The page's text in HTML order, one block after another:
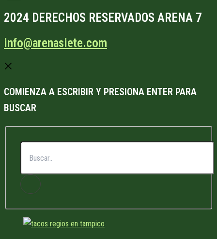
2024 DERECHOS RESERVADOS ARENA 7
info@arenasiete.com
COMIENZA A ESCRIBIR Y PRESIONA ENTER PARA
BUSCAR